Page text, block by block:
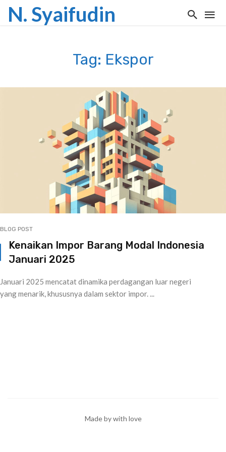
N. Syaifudin
Tag: Ekspor
BLOG POST
Kenaikan Impor Barang Modal Indonesia
Januari 2025
Januari 2025 mencatat dinamika perdagangan luar negeri
yang menarik, khususnya dalam sektor impor. ...
Made by with love